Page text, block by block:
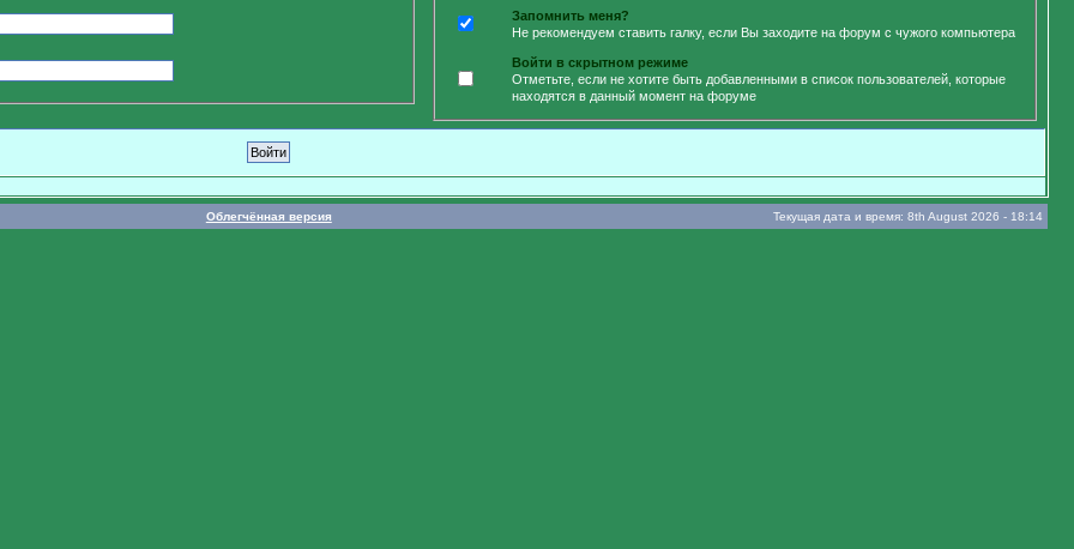
Запомнить меня?
Не рекомендуем ставить галку, если Вы заходите на форум с чужого компьютера
Войти в скрытном режиме
Отметьте, если не хотите быть добавленными в список пользователей, которые
находятся в данный момент на форуме
Облегчённая версия Текущая дата и время: 8th August 2026 - 18:14